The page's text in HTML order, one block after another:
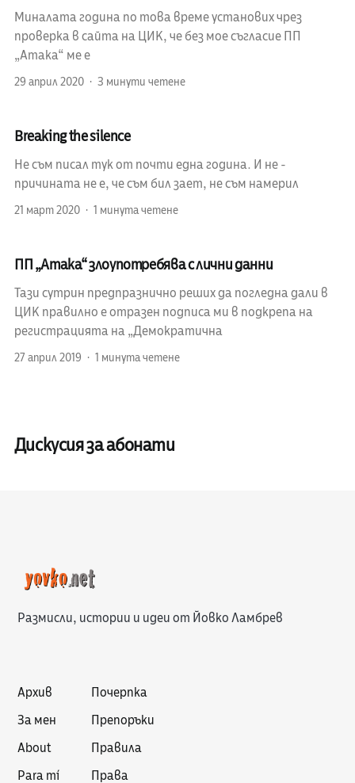
Миналата година по това време установих чрез
проверка в сайта на ЦИК, че без мое съгласие ПП
„Атака“ ме е
29 април 2020 3 минути четене
Breaking the silence
Не съм писал тук от почти една година. И не -
причината не е, че съм бил зает, не съм намерил
21 март 2020 1 минута четене
ПП „Атака“ злоупотребява с лични данни
Тази сутрин предпразнично реших да погледна дали в
ЦИК правилно е отразен подписа ми в подкрепа на
регистрацията на „Демократична
27 април 2019 1 минута четене
Дискусия за абонати
Размисли, истории и идеи от Йовко Ламбрев
Архив
За мен
About
Para mí
Почерпка
Препоръки
Правила
Права